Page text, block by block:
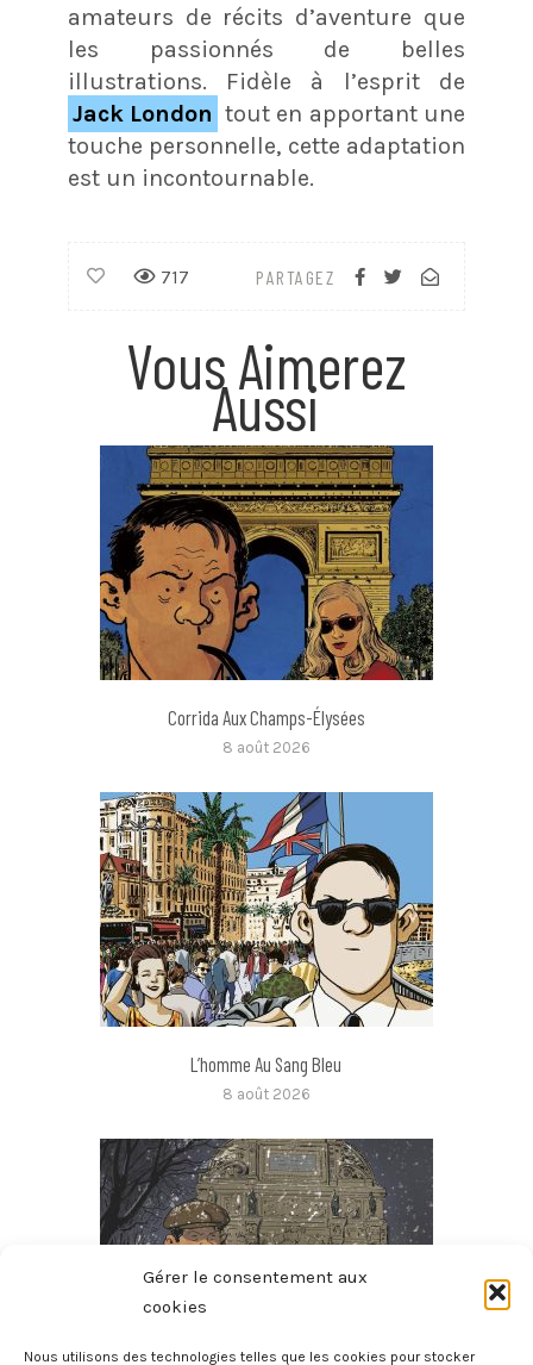
Gérer le consentement aux
cookies
Nous utilisons des technologies telles que les cookies pour stocker
amateurs de récits d’aventure que
les passionnés de belles
illustrations. Fidèle à l’esprit de
Jack London tout en apportant une
touche personnelle, cette adaptation
est un incontournable.
PARTAGEZ
717
Vous Aimerez
Aussi
Corrida Aux Champs-Élysées
8 août 2026
L’homme Au Sang Bleu
8 août 2026